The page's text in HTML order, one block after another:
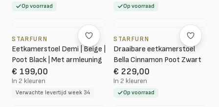
Op voorraad Op voorraad
STARFURN
Eetkamerstoel Demi | Beige |
Poot Black | Met armleuning
€ 199,00
In 2 kleuren
Verwachte levertijd week 34
STARFURN
Draaibare eetkamerstoel
Bella Cinnamon Poot Zwart
€ 229,00
In 2 kleuren
Op voorraad